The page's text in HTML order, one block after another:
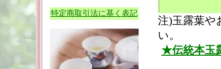
特定商取引法に基く表記
注)玉露葉や
い。
★伝統本玉